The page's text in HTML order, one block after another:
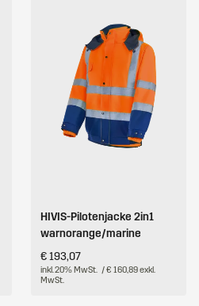
HIVIS-Pilotenjacke 2in1
warnorange/marine
€ 193,07
inkl. 20% MwSt. / € 160,89 exkl.
MwSt.